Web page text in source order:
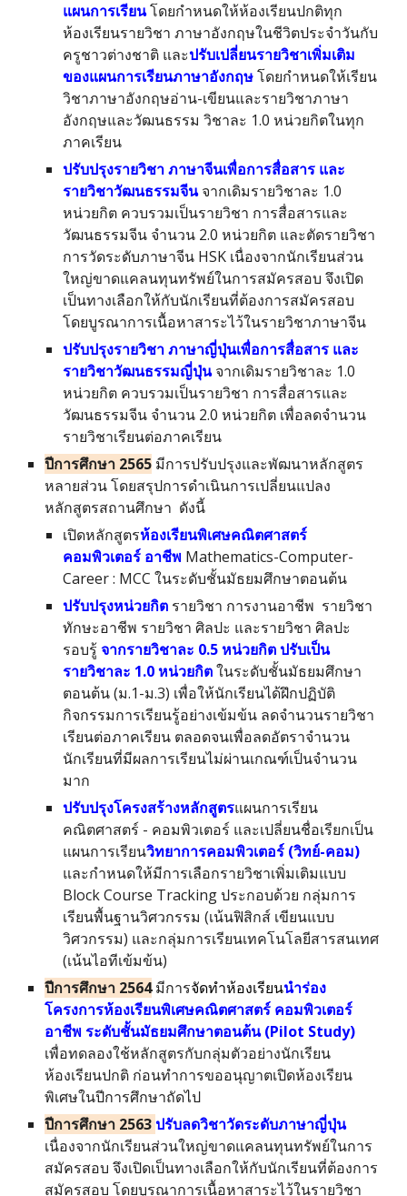
แผนการเรียนโดยกำหนดให้ห้องเรียนปกติทุก
ห้องเรียนรายวิชา ภาษาอังกฤษในชีวิตประจำวันกับ
ครูชาวต่างชาติ และปรับเปลี่ยนรายวิชาเพิ่มเติม
ของแผนการเรียนภาษาอังกฤษโดยกำหนดให้เรียน
วิชาภาษาอังกฤษอ่าน-เขียนและรายวิชาภาษา
อังกฤษและวัฒนธรรม วิชาละ 1.0 หน่วยกิตในทุก
ภาคเรียน
ปรับปรุงรายวิชา ภาษาจีนเพื่อการสื่อสาร และ
รายวิชาวัฒนธรรมจีนจากเดิมรายวิชาละ 1.0
หน่วยกิต ควบรวมเป็นรายวิชา การสื่อสารและ
วัฒนธรรมจีน จำนวน 2.0 หน่วยกิต และตัดรายวิชา
การวัดระดับภาษาจีน HSK เนื่องจากนักเรียนส่วน
ใหญ่ขาดแคลนทุนทรัพย์ในการสมัครสอบ จึงเปิด
เป็นทางเลือกให้กับนักเรียนที่ต้องการสมัครสอบ
โดยบูรณาการเนื้อหาสาระไว้ในรายวิชาภาษาจีน
ปรับปรุงรายวิชา ภาษาญี่ปุ่นเพื่อการสื่อสาร และ
รายวิชาวัฒนธรรมญี่ปุ่นจากเดิมรายวิชาละ 1.0
หน่วยกิต ควบรวมเป็นรายวิชา การสื่อสารและ
วัฒนธรรมจีน จำนวน 2.0 หน่วยกิต เพื่อลดจำนวน
รายวิชาเรียนต่อภาคเรียน
ปีการศึกษา 2565 มีการปรับปรุงและพัฒนาหลักสูตร
หลายส่วน โดยสรุปการดำเนินการเปลี่ยนแปลง
หลักสูตรสถานศึกษา ดังนี้
เปิดหลักสูตรห้องเรียนพิเศษคณิตศาสตร์
คอมพิวเตอร์ อาชีพ Mathematics-Computer-
Career : MCC ในระดับชั้นมัธยมศึกษาตอนต้น
ปรับปรุงหน่วยกิต รายวิชา การงานอาชีพ รายวิชา
ทักษะอาชีพ รายวิชา ศิลปะ และรายวิชา ศิลปะ
รอบรู้จากรายวิชาละ 0.5 หน่วยกิต ปรับเป็น
รายวิชาละ 1.0 หน่วยกิตในระดับชั้นมัธยมศึกษา
ตอนต้น (ม.1-ม.3) เพื่อให้นักเรียนได้ฝึกปฏิบัติ
กิจกรรมการเรียนรู้อย่างเข้มข้น ลดจำนวนรายวิชา
เรียนต่อภาคเรียน ตลอดจนเพื่อลดอัตราจำนวน
นักเรียนที่มีผลการเรียนไม่ผ่านเกณฑ์เป็นจำนวน
มาก
ปรับปรุงโครงสร้างหลักสูตรแผนการเรียน
คณิตศาสตร์ - คอมพิวเตอร์ และเปลี่ยนชื่อเรียกเป็น
แผนการเรียนวิทยาการคอมพิวเตอร์ (วิทย์-คอม)
และกำหนดให้มีการเลือกรายวิชาเพิ่มเติมแบบ
Block Course Tracking ประกอบด้วย กลุ่มการ
เรียนพื้นฐานวิศวกรรม (เน้นฟิสิกส์ เขียนแบบ
วิศวกรรม) และกลุ่มการเรียนเทคโนโลยีสารสนเทศ
(เน้นไอทีเข้มข้น)
ปีการศึกษา 2564 มีการจัดทำห้องเรียนนำร่อง
โครงการห้องเรียนพิเศษคณิตศาสตร์ คอมพิวเตอร์
อาชีพ ระดับชั้นมัธยมศึกษาตอนต้น (Pilot Study)
เพื่อทดลองใช้หลักสูตรกับกลุ่มตัวอย่างนักเรียน
ห้องเรียนปกติ ก่อนทำการขออนุญาตเปิดห้องเรียน
พิเศษในปีการศึกษาถัดไป
ปีการศึกษา 2563 ปรับลดวิชาวัดระดับภาษาญี่ปุ่น
เนื่องจากนักเรียนส่วนใหญ่ขาดแคลนทุนทรัพย์ในการ
สมัครสอบ จึงเปิดเป็นทางเลือกให้กับนักเรียนที่ต้องการ
สมัครสอบ โดยบูรณาการเนื้อหาสาระไว้ในรายวิชา